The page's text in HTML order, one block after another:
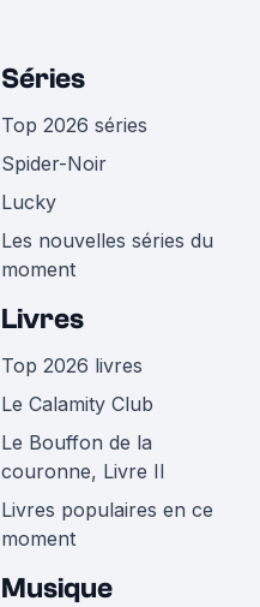
Séries
Top 2026 séries
Spider-Noir
Lucky
Les nouvelles séries du
moment
Livres
Top 2026 livres
Le Calamity Club
Le Bouffon de la
couronne, Livre II
Livres populaires en ce
moment
Musique